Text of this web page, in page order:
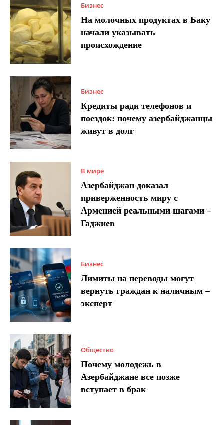
Бизнес
На молочных продуктах в Баку
начали указывать
происхождение
Бизнес
Кредиты ради телефонов и
поездок: почему азербайджанцы
живут в долг
В мире
Азербайджан доказал
приверженность миру с
Арменией реальными шагами –
Гаджиев
Бизнес
Лимиты на переводы могут
вернуть граждан к наличным –
эксперт
Общество
Почему молодежь в
Азербайджане все позже
вступает в брак